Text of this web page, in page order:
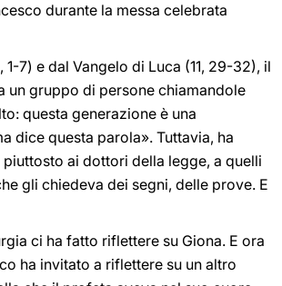
durante la messa celebrata
7) e dal Vangelo di Luca (11, 29-32), il
un gruppo di persone chiamandole
questa generazione è una
dice questa parola». Tuttavia, ha
ai dottori della legge, a quelli
gli chiedeva dei segni, delle prove. E
ci ha fatto riflettere su Giona. E ora
ha invitato a riflettere su un altro